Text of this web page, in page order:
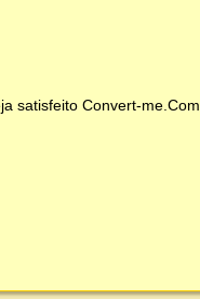
satisfeito Convert-me.Com